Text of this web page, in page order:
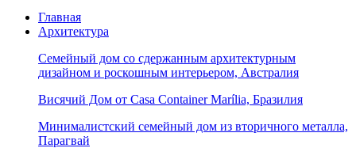
Главная
Архитектура
Семейный дом со сдержанным архитектурным
дизайном и роскошным интерьером, Австралия
Висячий Дом от Casa Container Marília, Бразилия
Минималистский семейный дом из вторичного металла,
Парагвай